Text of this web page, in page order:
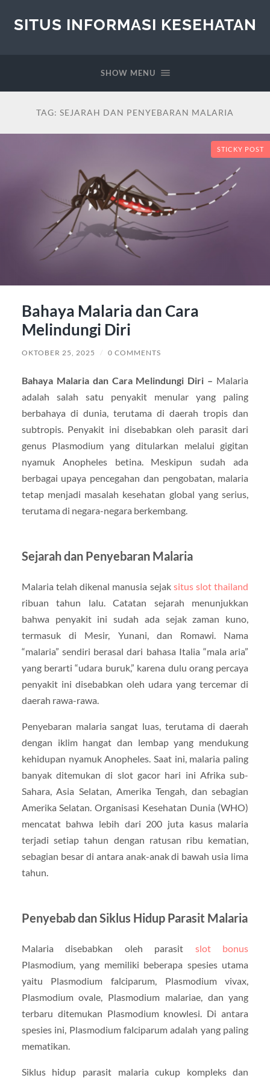
SITUS INFORMASI KESEHATAN
SHOW MENU
TAG: SEJARAH DAN PENYEBARAN MALARIA
STICKY POST
Bahaya Malaria dan Cara
Melindungi Diri
OKTOBER 25, 2025 / 0 COMMENTS
Bahaya Malaria dan Cara Melindungi Diri – Malaria
adalah salah satu penyakit menular yang paling
berbahaya di dunia, terutama di daerah tropis dan
subtropis. Penyakit ini disebabkan oleh parasit dari
genus Plasmodium yang ditularkan melalui gigitan
nyamuk Anopheles betina. Meskipun sudah ada
berbagai upaya pencegahan dan pengobatan, malaria
tetap menjadi masalah kesehatan global yang serius,
terutama di negara-negara berkembang.
Sejarah dan Penyebaran Malaria
Malaria telah dikenal manusia sejak situs slot thailand
ribuan tahun lalu. Catatan sejarah menunjukkan
bahwa penyakit ini sudah ada sejak zaman kuno,
termasuk di Mesir, Yunani, dan Romawi. Nama
“malaria” sendiri berasal dari bahasa Italia “mala aria”
yang berarti “udara buruk,” karena dulu orang percaya
penyakit ini disebabkan oleh udara yang tercemar di
daerah rawa-rawa.
Penyebaran malaria sangat luas, terutama di daerah
dengan iklim hangat dan lembap yang mendukung
kehidupan nyamuk Anopheles. Saat ini, malaria paling
banyak ditemukan di slot gacor hari ini Afrika sub-
Sahara, Asia Selatan, Amerika Tengah, dan sebagian
Amerika Selatan. Organisasi Kesehatan Dunia (WHO)
mencatat bahwa lebih dari 200 juta kasus malaria
terjadi setiap tahun dengan ratusan ribu kematian,
sebagian besar di antara anak-anak di bawah usia lima
tahun.
Penyebab dan Siklus Hidup Parasit Malaria
Malaria disebabkan oleh parasit slot bonus
Plasmodium, yang memiliki beberapa spesies utama
yaitu Plasmodium falciparum, Plasmodium vivax,
Plasmodium ovale, Plasmodium malariae, dan yang
terbaru ditemukan Plasmodium knowlesi. Di antara
spesies ini, Plasmodium falciparum adalah yang paling
mematikan.
Siklus hidup parasit malaria cukup kompleks dan